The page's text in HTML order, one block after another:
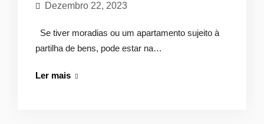
Dezembro 22, 2023
Se tiver moradias ou um apartamento sujeito à
partilha de bens, pode estar na…
Ler maisAvaliação